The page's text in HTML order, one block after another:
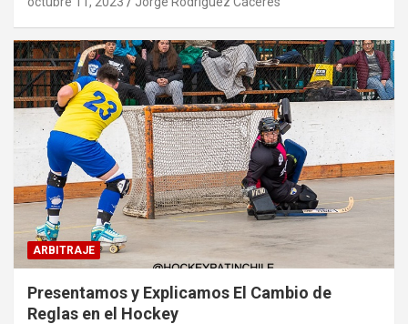
ARBITRAJE
Presentamos y Explicamos El Cambio de
Reglas en el Hockey